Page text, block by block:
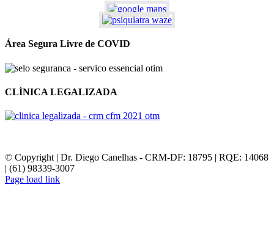
Área Segura Livre de COVID
CLÍNICA LEGALIZADA
© Copyright | Dr. Diego Canelhas - CRM-DF: 18795 | RQE: 14068
| (61) 98339-3007
Page load link